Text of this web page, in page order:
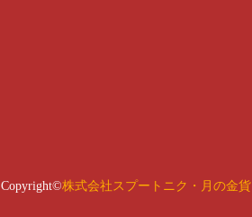
Copyright©株式会社スプートニク・月の金貨